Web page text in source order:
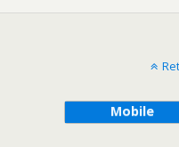
Mobile